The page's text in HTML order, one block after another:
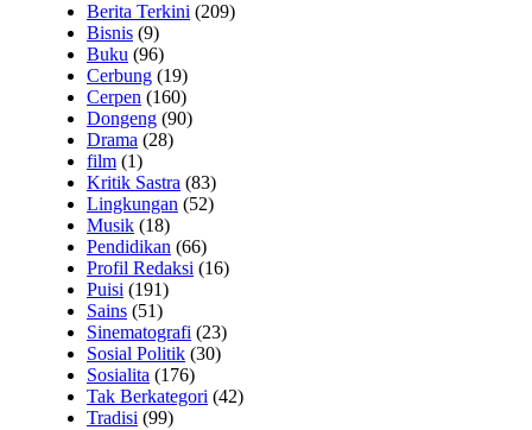
Berita Terkini (209)
Bisnis (9)
Buku (96)
Cerbung (19)
Cerpen (160)
Dongeng (90)
Drama (28)
film (1)
Kritik Sastra (83)
Lingkungan (52)
Musik (18)
Pendidikan (66)
Profil Redaksi (16)
Puisi (191)
Sains (51)
Sinematografi (23)
Sosial Politik (30)
Sosialita (176)
Tak Berkategori (42)
Tradisi (99)